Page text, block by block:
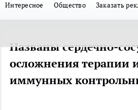
Интересное Общество Заказать
Названы сердечно-
осложнения терапии
иммунных